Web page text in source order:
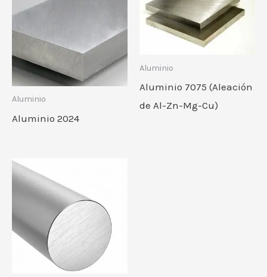
Aluminio
Aluminio 2024
Aluminio
Aluminio 7075 (Aleación
de Al-Zn-Mg-Cu)